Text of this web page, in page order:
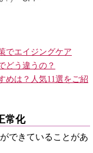
でエイジングケア
どう違うの？
めは？人気11選をご紹
常化
できていることがあ